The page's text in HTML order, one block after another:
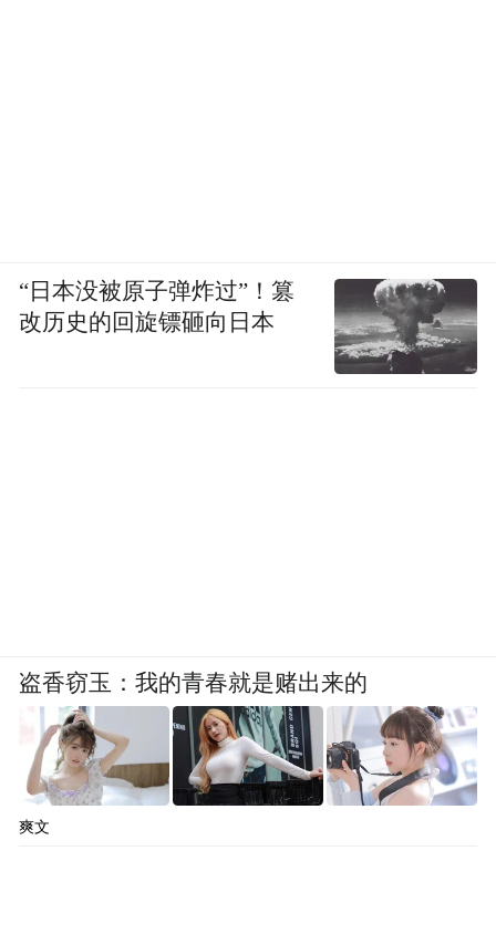
“日本没被原子弹炸过”！篡
改历史的回旋镖砸向日本
盗香窃玉：我的青春就是赌出来的
爽文